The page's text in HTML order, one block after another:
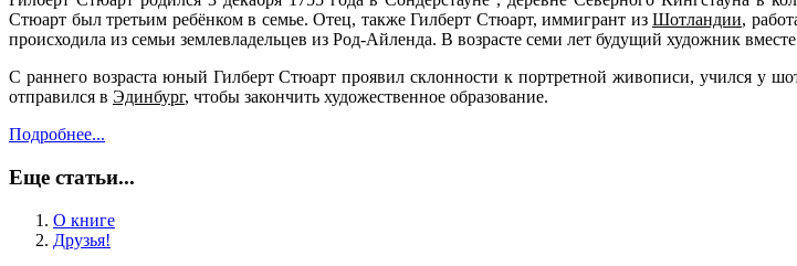
Стюарт был третьим ребёнком в семье. Отец, также Гилберт Стюарт, иммигрант из Шотландии,
происходила из семьи землевладельцев из Род-Айленда. В возрасте семи лет будущий художник
С раннего возраста юный Гилберт Стюарт проявил склонности к портретной живописи, учился у
отправился в Эдинбург, чтобы закончить художественное образование.
Подробнее...
Еще статьи...
О книге
Друзья!